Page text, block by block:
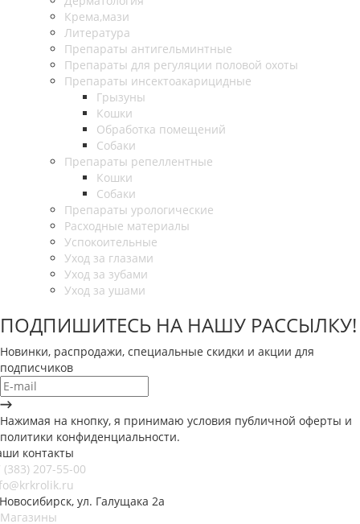
Крема,мази
Литература
Препараты антигельминтные
Препараты для регуляции половой охоты
Препараты инсектоакарицидные
Грызуны
Кошки
Обработка помещений
Собаки
Препараты репеллентные
Кошки
Собаки
Препараты урологические
Расходные материалы
Успокоительные
Уход за глазами
Уход за зубами
Уход за ушами
ПОДПИШИТЕСЬ НА НАШУ РАССЫЛКУ!
Новинки, распродажи, специальные скидки и акции для
подписчиков
Нажимая на кнопку, я принимаю условия публичной оферты и
политики конфиденциальности.
контакты
(383) 207-55-00
ул. Галущака 2а
Магазины